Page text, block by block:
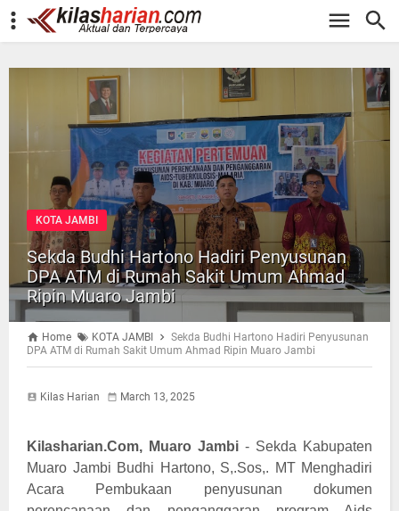
-->
KOTA JAMBI
Sekda Budhi Hartono Hadiri Penyusunan
DPA ATM di Rumah Sakit Umum Ahmad
Ripin Muaro Jambi
Home KOTA JAMBI
Sekda Budhi Hartono Hadiri Penyusunan
DPA ATM di Rumah Sakit Umum Ahmad Ripin Muaro Jambi
Kilas Harian March 13, 2025
Kilasharian.Com, Muaro Jambi - Sekda Kabupaten
Muaro Jambi Budhi Hartono, S,.Sos,. MT Menghadiri
Acara Pembukaan penyusunan dokumen